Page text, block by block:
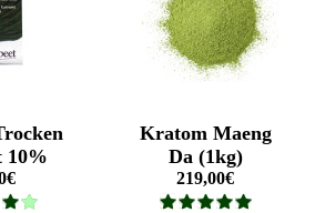
10%
Kratom Maeng
Da (1kg)
219,00€